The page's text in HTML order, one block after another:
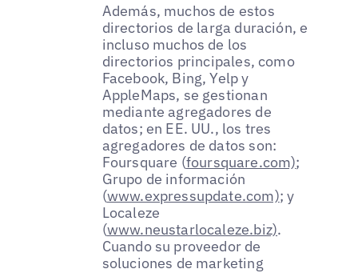
Además, muchos de estos
directorios de larga duración, e
incluso muchos de los
directorios principales, como
Facebook, Bing, Yelp y
AppleMaps, se gestionan
mediante agregadores de
datos; en EE. UU., los tres
agregadores de datos son:
Foursquare (foursquare.com);
Grupo de información
(www.expressupdate.com); y
Localeze
(www.neustarlocaleze.biz).
Cuando su proveedor de
soluciones de marketing